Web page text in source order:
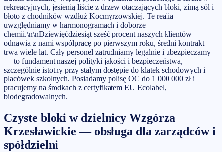
rekreacyjnych, jesienią liście z drzew otaczających bloki, zimą sól i
błoto z chodników wzdłuż Kocmyrzowskiej. Te realia
uwzględniamy w harmonogramach i doborze
chemii.\n\nDziewięćdziesiąt sześć procent naszych klientów
odnawia z nami współpracę po pierwszym roku, średni kontrakt
trwa wiele lat. Cały personel zatrudniamy legalnie i ubezpieczamy
— to fundament naszej polityki jakości i bezpieczeństwa,
szczególnie istotny przy stałym dostępie do klatek schodowych i
placówek szkolnych. Posiadamy polisę OC do 1 000 000 zł i
pracujemy na środkach z certyfikatem EU Ecolabel,
biodegradowalnych.
Czyste bloki w dzielnicy Wzgórza
Krzesławickie — obsługa dla zarządców i
spółdzielni